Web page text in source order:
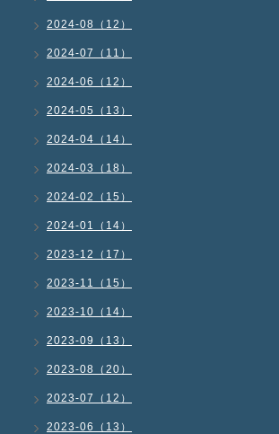
2024-08（12）
2024-07（11）
2024-06（12）
2024-05（13）
2024-04（14）
2024-03（18）
2024-02（15）
2024-01（14）
2023-12（17）
2023-11（15）
2023-10（14）
2023-09（13）
2023-08（20）
2023-07（12）
2023-06（13）